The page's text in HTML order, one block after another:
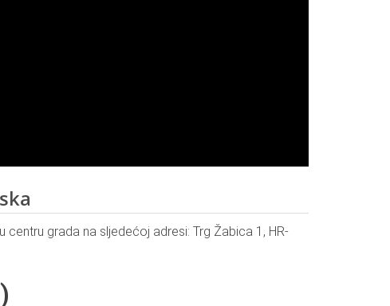
centru grada na sljedećoj adresi: Trg Žabica 1, HR-